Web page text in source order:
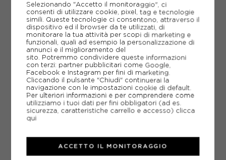
XS S M L
-30% 27,99€
39,99€
Selezionando "Accetto il monitoraggio", ci
consenti di utilizzare cookie, pixel, tag e tecnologie
simili. Queste tecnologie ci consentono, attraverso il
dispositivo ed il browser da te utilizzati, di
monitorare la tua attività per scopi di marketing e
funzionali, quali ad esempio la personalizzazione di
annunci e il miglioramento del
sito. Potremmo condividere queste informazioni
con terzi: partner pubblicitari come Google,
Facebook e Instagram per fini di marketing.
Cliccando il pulsante "Chiudi" continuerai la
navigazione con le impostazioni cookie di default.
Per ulteriori informazioni e per comprendere come
utilizziamo i tuoi dati per fini obbligatori (ad es.
sicurezza, caratteristiche carrello e accesso) clicca
qui
ACCETTO IL MONITORAGGIO